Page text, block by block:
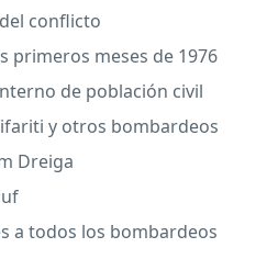
conflicto
primeros meses de 1976
de población civil
y otros bombardeos
Dreiga
a todos los bombardeos